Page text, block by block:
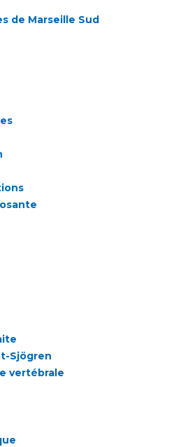
(CDU)
Usagers
de sécurité des soins
santé à l’AP-HM
tabac
de Marseille Sud
Sjögren
vertébrale